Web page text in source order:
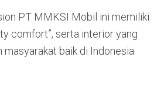
PT MMKSI Mobil ini memiliki
comfort”, serta interior yang
masyarakat baik di Indonesia